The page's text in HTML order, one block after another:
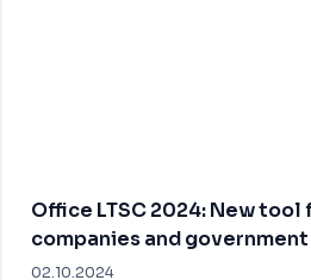
Office LTSC 2024: New tool
companies and government
02.10.2024